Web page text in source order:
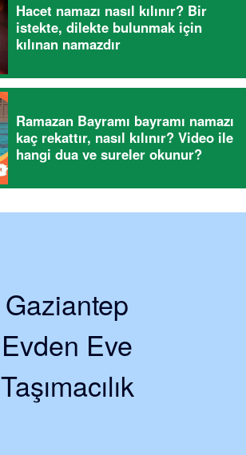
Hacet namazı nasıl kılınır? Bir
istekte, dilekte bulunmak için
kılınan namazdır
Ramazan Bayramı bayramı namazı
kaç rekattır, nasıl kılınır? Video ile
hangi dua ve sureler okunur?
Gaziantep
Evden Eve
Taşımacılık